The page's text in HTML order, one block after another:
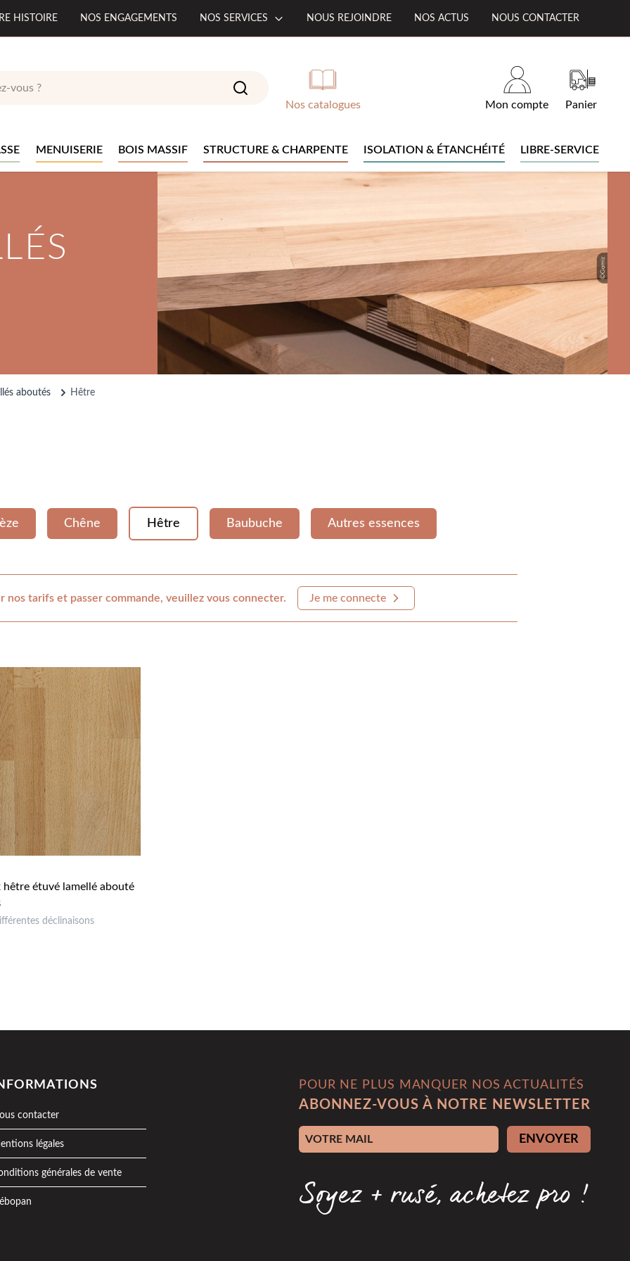
HISTOIRE NOS ENGAGEMENTS NOS SERVICES NOUS REJOINDRE NOS ACTUS NOUS CONTACTER
Nos catalogues Mon compte Panier
MENUISERIE BOIS MASSIF STRUCTURE & CHARPENTE ISOLATION & ÉTANCHÉITÉ LIBRE-SERVICE
aboutés Hêtre
Chêne Hêtre Baubuche Autres essences
nos tarifs et passer commande, veuillez vous connecter. Je me connecte
hêtre étuvé lamellé abouté
déclinaisons
contacter
légales
générales de vente
POUR NE PLUS MANQUER NOS ACTUALITÉS
ABONNEZ-VOUS À NOTRE NEWSLETTER
Adresse e-mail ENVOYER
Soyez + rusé, achetez pro !